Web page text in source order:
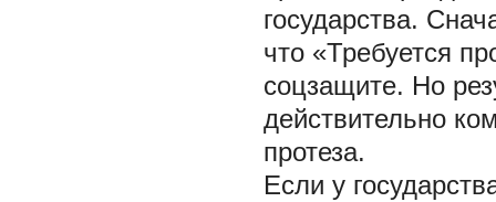
государства.
что «Требуется
соцзащите. Но
действительно
протеза.
Если у